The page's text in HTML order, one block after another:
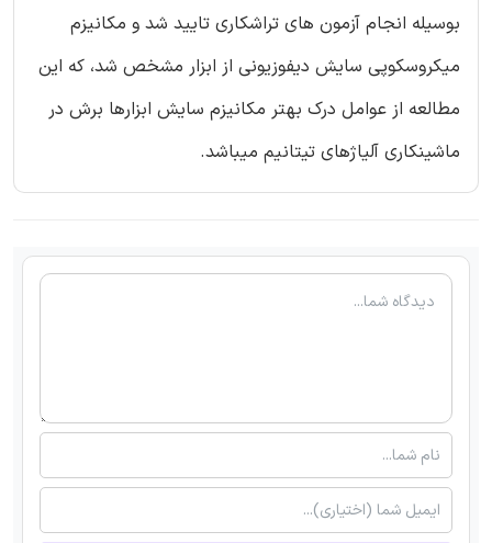
بوسیله انجام آزمون های تراشکاری تایید شد و مکانیزم
میکروسکوپی سایش دیفوزیونی از ابزار مشخص شد، که این
مطالعه از عوامل درک بهتر مکانیزم سایش ابزارها برش در
ماشینکاری آلیاژهای تیتانیم میباشد.